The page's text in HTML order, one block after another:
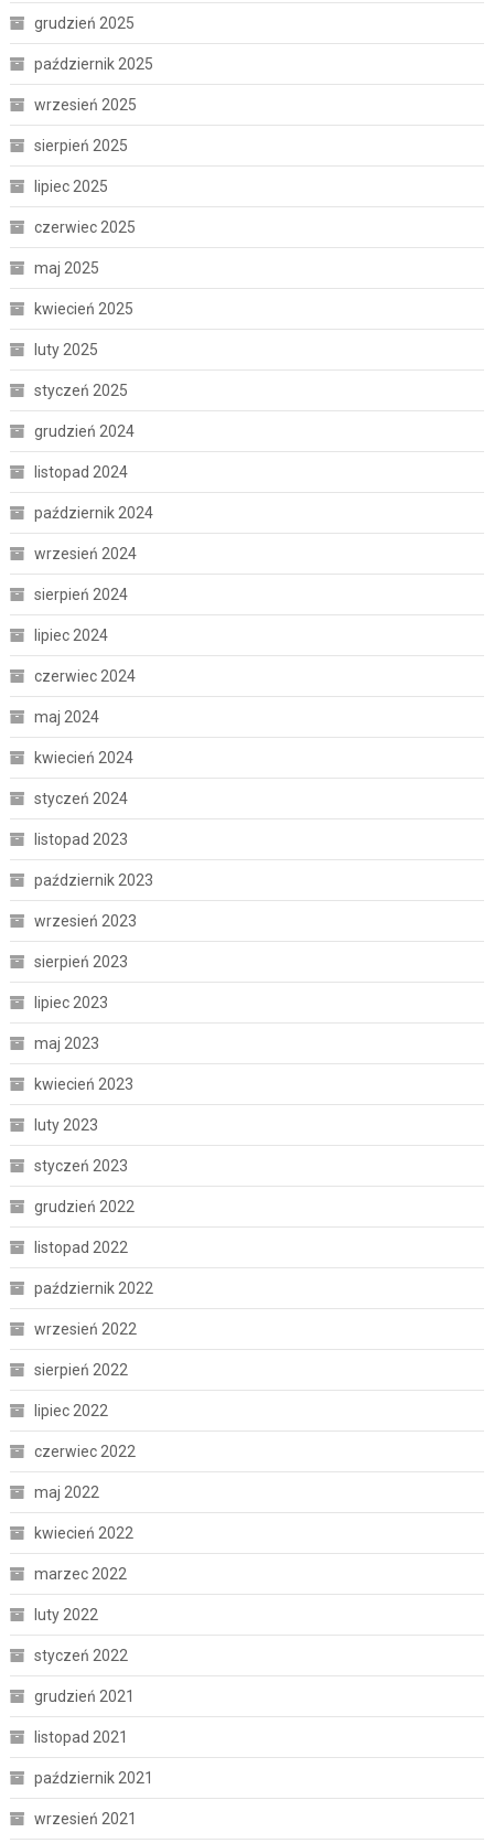
grudzień 2025
październik 2025
wrzesień 2025
sierpień 2025
lipiec 2025
czerwiec 2025
maj 2025
kwiecień 2025
luty 2025
styczeń 2025
grudzień 2024
listopad 2024
październik 2024
wrzesień 2024
sierpień 2024
lipiec 2024
czerwiec 2024
maj 2024
kwiecień 2024
styczeń 2024
listopad 2023
październik 2023
wrzesień 2023
sierpień 2023
lipiec 2023
maj 2023
kwiecień 2023
luty 2023
styczeń 2023
grudzień 2022
listopad 2022
październik 2022
wrzesień 2022
sierpień 2022
lipiec 2022
czerwiec 2022
maj 2022
kwiecień 2022
marzec 2022
luty 2022
styczeń 2022
grudzień 2021
listopad 2021
październik 2021
wrzesień 2021